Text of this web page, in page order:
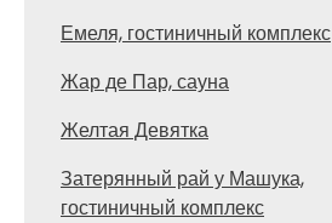
Емеля, гостиничный комплекс
Жар де Пар, сауна
Желтая Девятка
Затерянный рай у Машука,
гостиничный комплекс